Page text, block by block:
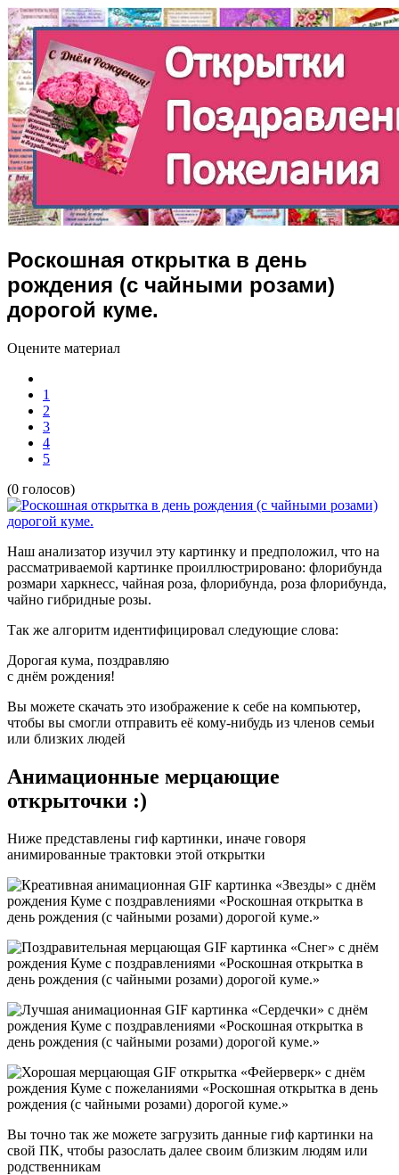
Роскошная открытка в день
рождения (с чайными розами)
дорогой куме.
Оцените материал
1
2
3
4
5
(0 голосов)
Наш анализатор изучил эту картинку и предположил, что на
рассматриваемой картинке проиллюстрировано: флорибунда
розмари харкнесс, чайная роза, флорибунда, роза флорибунда,
чайно гибридные розы.
Так же алгоритм идентифицировал следующие слова:
Дорогая кума, поздравляю
с днём рождения!
Вы можете скачать это изображение к себе на компьютер,
чтобы вы смогли отправить её кому-нибудь из членов семьи
или близких людей
Анимационные мерцающие
открыточки :)
Ниже представлены гиф картинки, иначе говоря
анимированные трактовки этой открытки
Вы точно так же можете загрузить данные гиф картинки на
свой ПК, чтобы разослать далее своим близким людям или
родственникам